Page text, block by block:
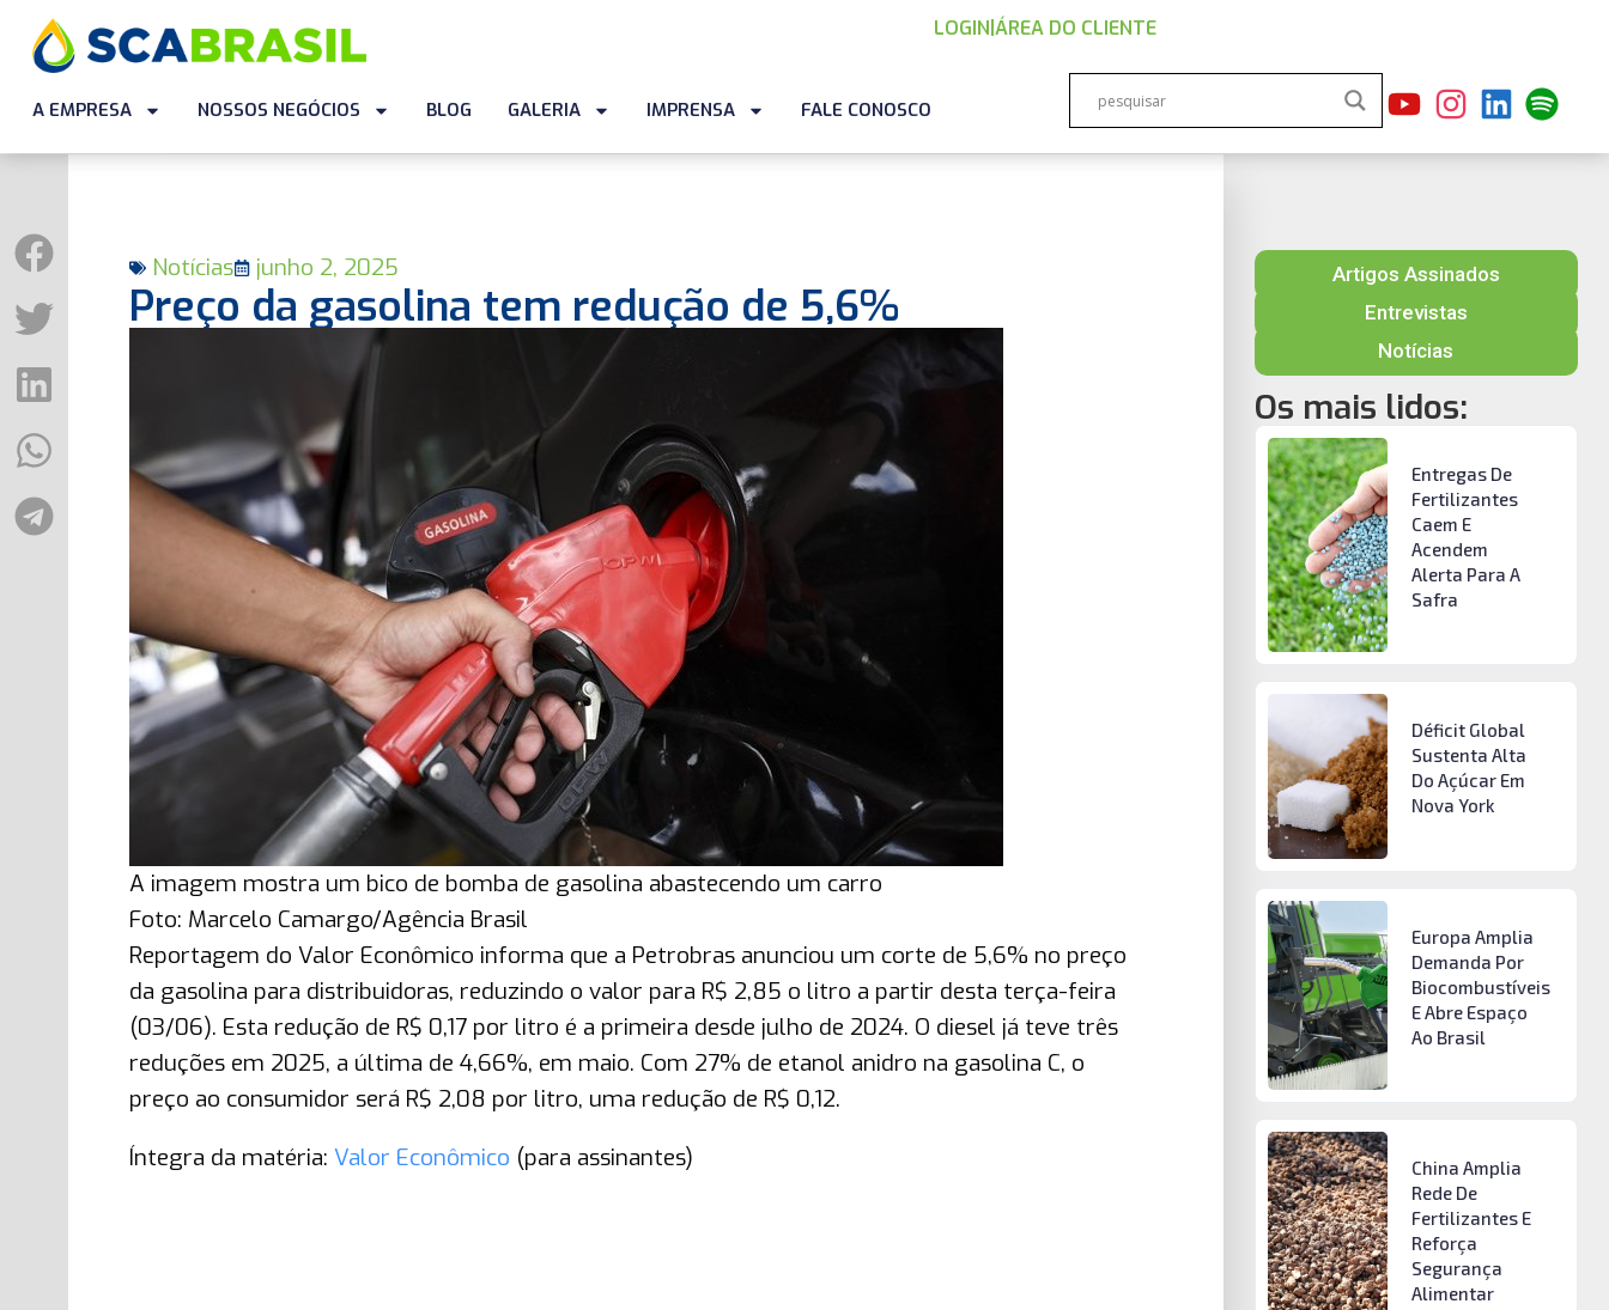
LOGIN |ÁREA DO CLIENTE
A EMPRESA NOSSOS NEGÓCIOS BLOG GALERIA IMPRENSA FALE CONOSCO
Notícias junho 2, 2025
Preço da gasolina tem redução de 5,6%
A imagem mostra um bico de bomba de gasolina abastecendo um carro
Foto: Marcelo Camargo/Agência Brasil
Reportagem do Valor Econômico informa que a Petrobras anunciou um corte de 5,6% no preço
da gasolina para distribuidoras, reduzindo o valor para R$ 2,85 o litro a partir desta terça-feira
(03/06). Esta redução de R$ 0,17 por litro é a primeira desde julho de 2024. O diesel já teve três
reduções em 2025, a última de 4,66%, em maio. Com 27% de etanol anidro na gasolina C, o
preço ao consumidor será R$ 2,08 por litro, uma redução de R$ 0,12.
Íntegra da matéria: Valor Econômico (para assinantes)
Artigos Assinados
Entrevistas
Notícias
Os mais lidos:
Entregas De
Fertilizantes
Caem E
Acendem
Alerta Para A
Safra
Déficit Global
Sustenta Alta
Do Açúcar Em
Nova York
Europa Amplia
Demanda Por
Biocombustíveis
E Abre Espaço
Ao Brasil
China Amplia
Rede De
Fertilizantes E
Reforça
Segurança
Alimentar